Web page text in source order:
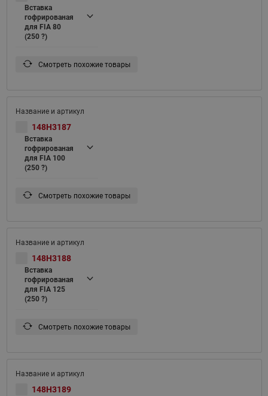
Вставка
гофрированая
для FIA 80
(250 ?)
Смотреть похожие товары
148H3187
Вставка
гофрированая
для FIA 100
(250 ?)
Смотреть похожие товары
148H3188
Вставка
гофрированая
для FIA 125
(250 ?)
Смотреть похожие товары
148H3189